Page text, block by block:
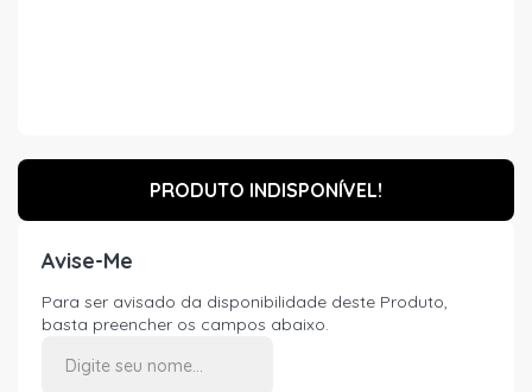
PRODUTO INDISPONÍVEL!
Avise-Me
Para ser avisado da disponibilidade deste Produto,
basta preencher os campos abaixo.